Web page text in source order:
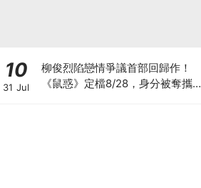
10
31 Jul
柳俊烈陷戀情爭議首部回歸作！
《鼠惑》定檔8/28，身分被奪攜手